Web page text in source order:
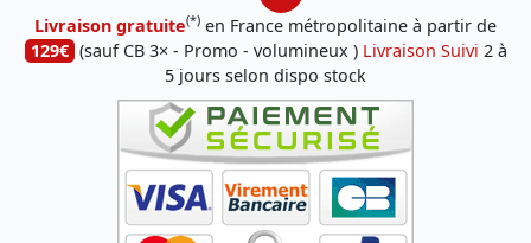
Livraison gratuite(*) en France métropolitaine à partir de
129€ (sauf CB 3× - Promo - volumineux ) Livraison Suivi 2 à
5 jours selon dispo stock